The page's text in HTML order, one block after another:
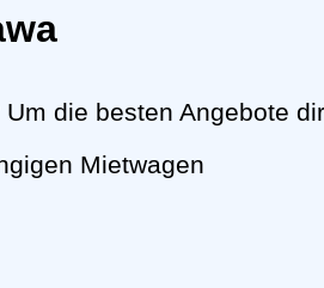
die besten Angebote
Mietwagen